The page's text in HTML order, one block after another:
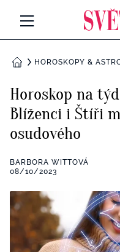
Všechny kategorie
Rozhovory
RETROHUBKY
Všechny kategorie
Seberozvoj
Všechny kategorie
Životní styl
ZÁBAVA
Všechny kategorie
BYDLENÍ
DOMŮHOROSKOPY &
Horoskop na
Blíženci i Štíři
osudového
BARBORA WITTOVÁ
08/10/2023